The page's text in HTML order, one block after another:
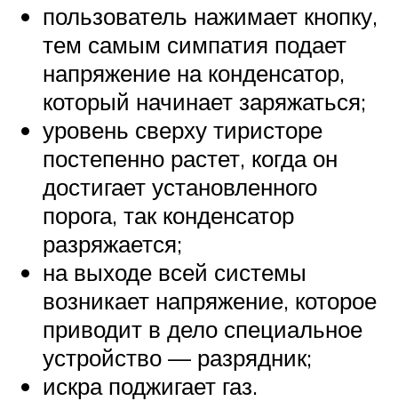
пользователь нажимает кнопку,
тем самым симпатия подает
напряжение на конденсатор,
который начинает заряжаться;
уровень сверху тиристоре
постепенно растет, когда он
достигает установленного
порога, так конденсатор
разряжается;
на выходе всей системы
возникает напряжение, которое
приводит в дело специальное
устройство — разрядник;
искра поджигает газ.